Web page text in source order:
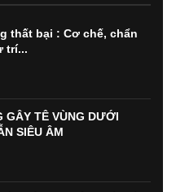
thất bại : Cơ chế, chẩn
trí...
GÂY TÊ VÙNG DƯỚI
SIÊU ÂM